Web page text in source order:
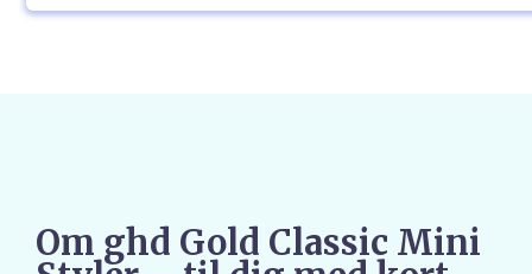
Om ghd Gold Classic Mini